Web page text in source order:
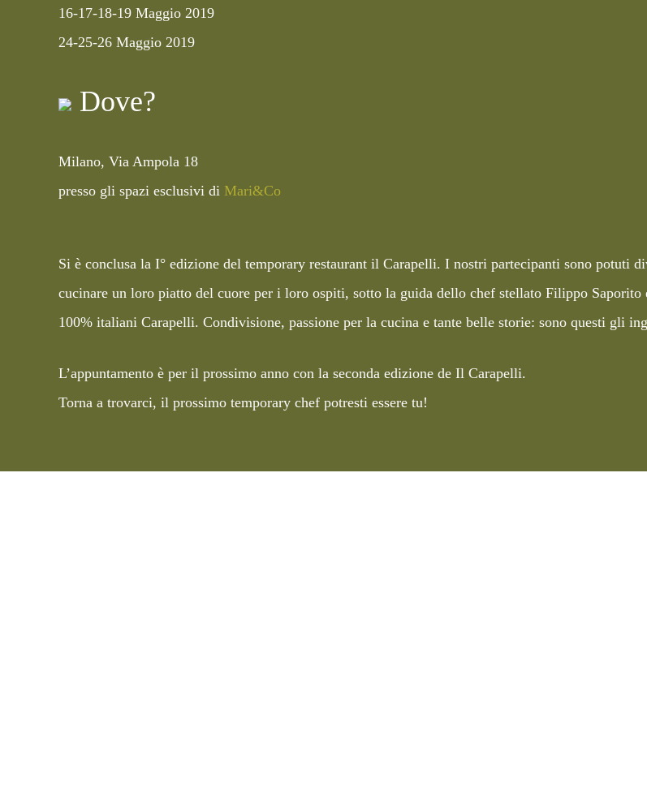
16-17-18-19 Maggio 2019
24-25-26 Maggio 2019
Dove?
Milano, Via Ampola 18
presso gli spazi esclusivi di Mari&Co
Si è conclusa la I° edizione del temporary restaurant il Carapelli. I nostri partecipanti sono potuti
cucinare un loro piatto del cuore per i loro ospiti, sotto la guida dello chef stellato Filippo
100% italiani Carapelli. Condivisione, passione per la cucina e tante belle storie: sono questi gli
L’appuntamento è per il prossimo anno con la seconda edizione de Il Carapelli.
Torna a trovarci, il prossimo temporary chef potresti essere tu!